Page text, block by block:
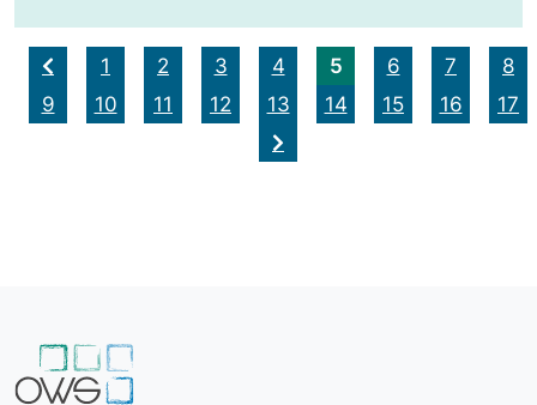
1 2 3 4 5 6 7
8
9
10 11 12 13 14 15 16 17